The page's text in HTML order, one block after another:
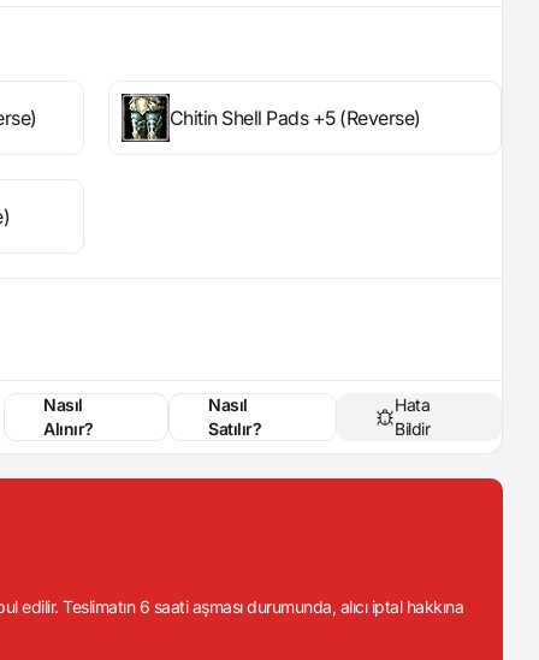
Chitin Shell Pads +5 (Reverse)
Nasıl
Alınır?
Nasıl
Satılır?
Hata
Bildir
Teslimatın 6 saati aşması durumunda, alıcı iptal hakkına